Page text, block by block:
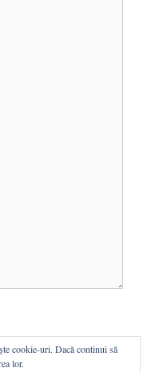
cookie-uri. Dacă continui să
lor.